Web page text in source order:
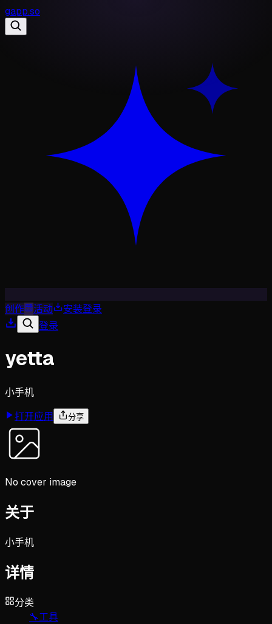
gapp.so
创作 活动 安装登录
登录
yetta
小手机
打开应用
分享
No cover image
关于
小手机
详情
分类
🔧工具